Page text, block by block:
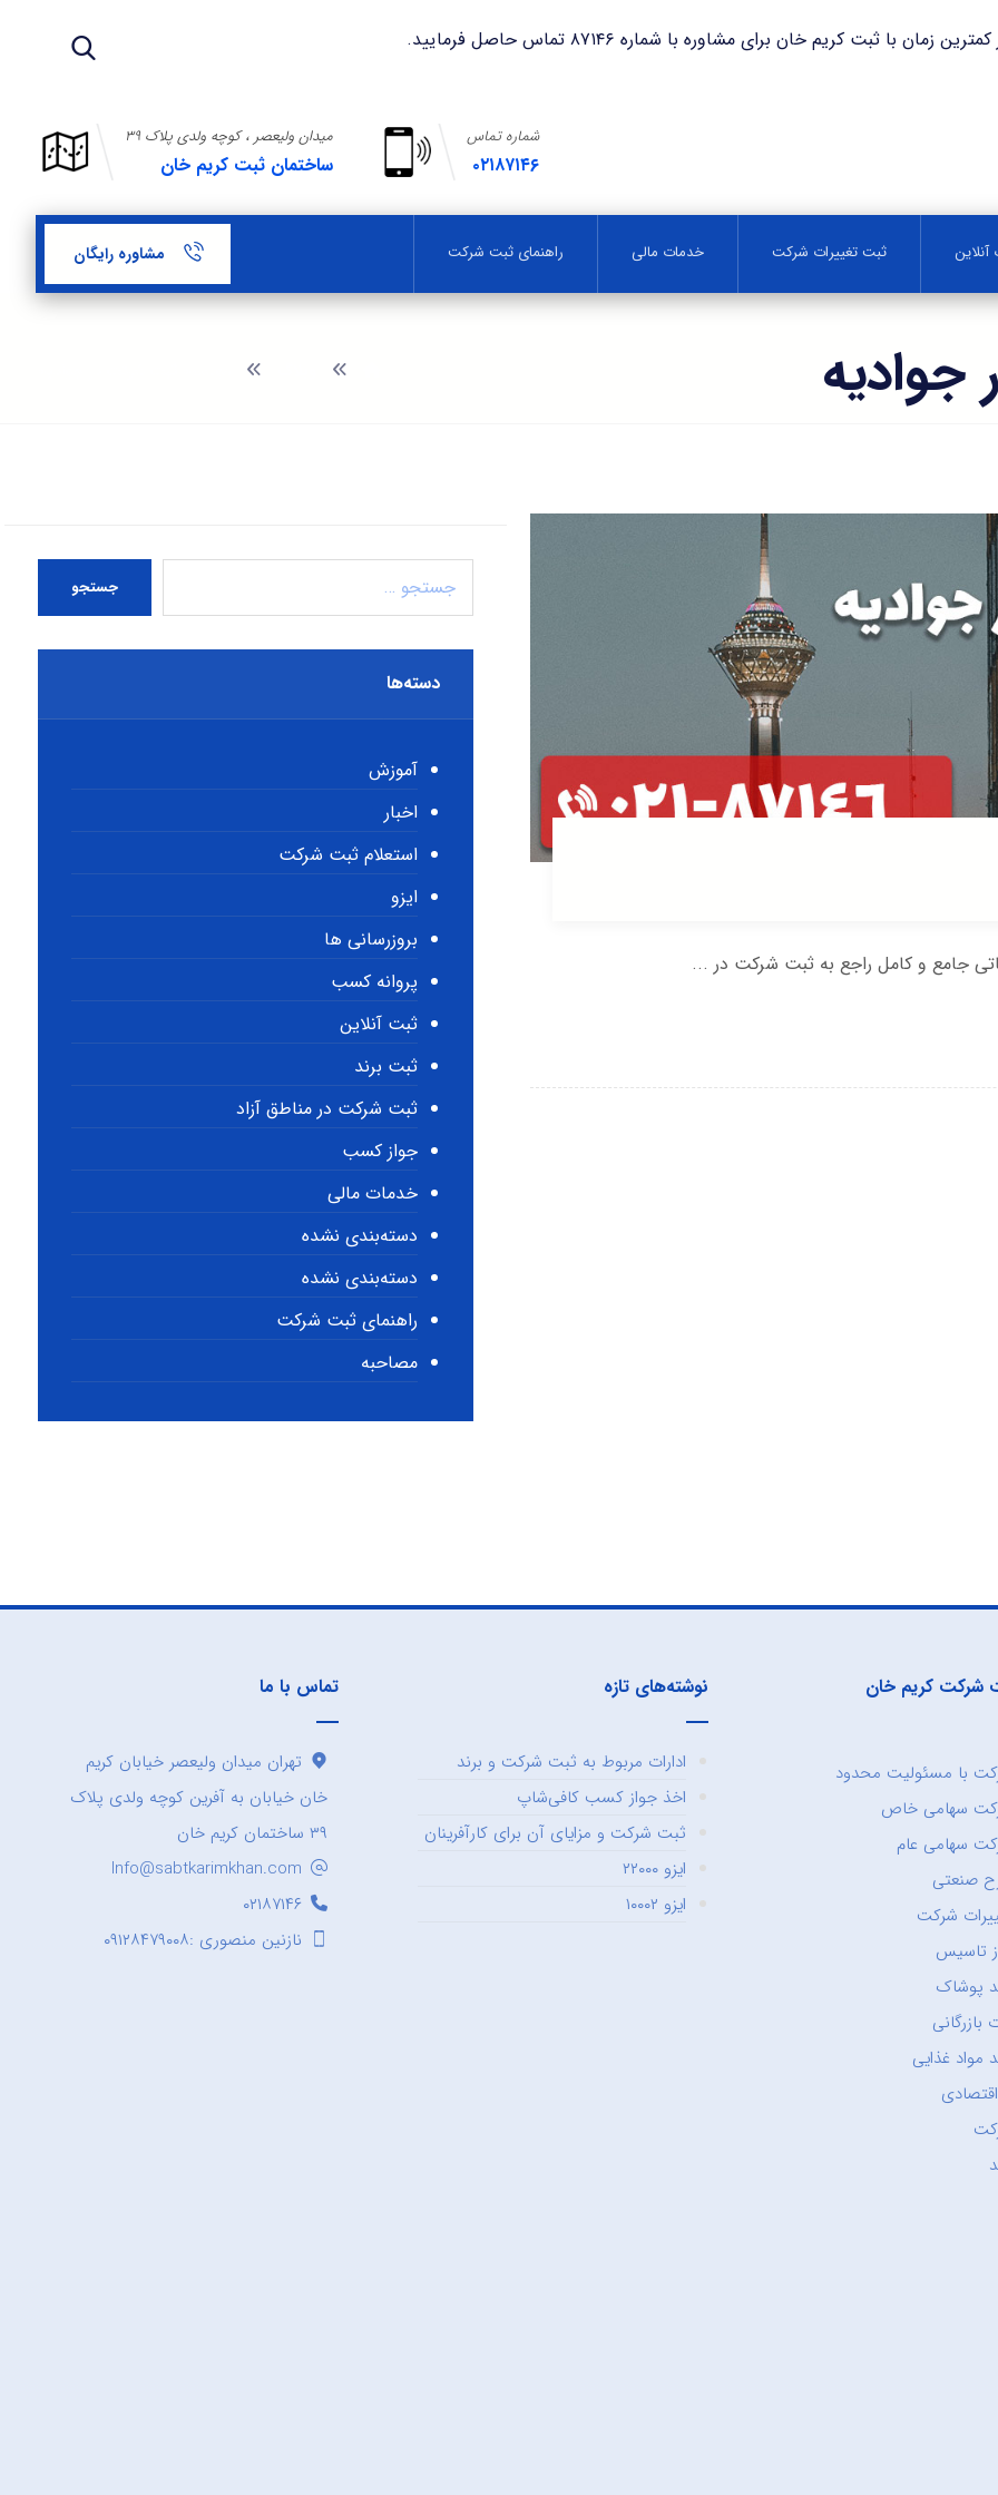
کریم خان برای مشاوره با شماره ۸۷۱۴۶ تماس حاصل فرمایید.
میدان ولیعصر ، کوچه ولدی پلاک ۳۹
ساختمان ثبت کریم خان
شماره تماس
۰۲۱۸۷۱۴۶
ثبت تغییرات شرکت خدمات مالی راهنمای ثبت شرکت مشاوره رایگان
جامع و کامل راجع به ثبت شرکت در ...
جستجو
دسته‌ها
آموزش
اخبار
استعلام ثبت شرکت
ایزو
بروزرسانی ها
پروانه کسب
ثبت آنلاین
ثبت برند
ثبت شرکت در مناطق آزاد
جواز کسب
خدمات مالی
دسته‌بندی نشده
دسته‌بندی نشده
راهنمای ثبت شرکت
مصاحبه
شرکت کریم خان
با مسئولیت محدود
سهامی خاص
سهامی عام
صنعتی
شرکت
تاسیس
پوشاک
بازرگانی
مواد غذایی
نوشته‌های تازه
ادارات مربوط به ثبت شرکت و برند
اخذ جواز کسب کافی‌شاپ
ثبت شرکت و مزایای آن برای کارآفرینان
ایزو ۲۲۰۰۰
ایزو ۱۰۰۰۲
تماس با ما
تهران میدان ولیعصر خیابان کریم
خان خیابان به آفرین کوچه ولدی پلاک
۳۹ ساختمان کریم خان
Info@sabtkarimkhan.com
۰۲۱۸۷۱۴۶
نازنین منصوری :۰۹۱۲۸۴۷۹۰۰۸